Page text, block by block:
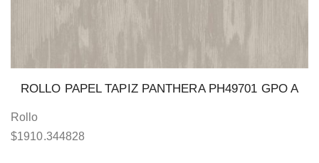
ROLLO PAPEL TAPIZ PANTHERA PH49701 GPO A
Rollo
$1910.344828